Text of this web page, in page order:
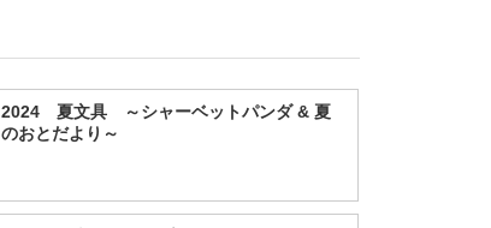
2024 夏文具 ～シャーベットパンダ & 夏
のおとだより～